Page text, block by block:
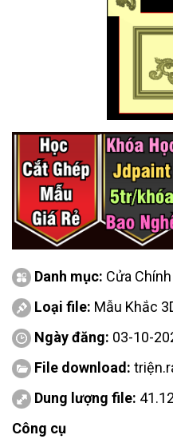
Danh mục: Cửa Chính
Loại file: Mẫu Khắc
Ngày đăng: 03-10-
File download:
Dung lượng file:
Công cụ